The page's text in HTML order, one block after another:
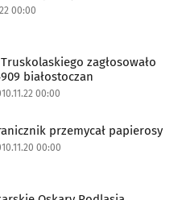
00:00
zagłosowało
białostoczan
00:00
przemycał papierosy
00:00